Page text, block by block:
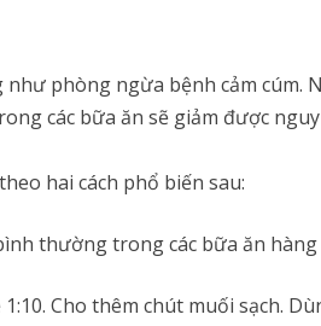
phòng ngừa bệnh cảm cúm.
các bữa ăn sẽ giảm được nguy
hai cách phổ biến sau:
thường trong các bữa ăn hàng
Cho thêm chút muối sạch.